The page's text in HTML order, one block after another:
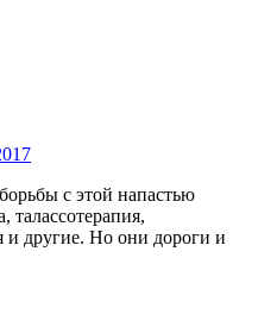
и другие. Но они дороги и